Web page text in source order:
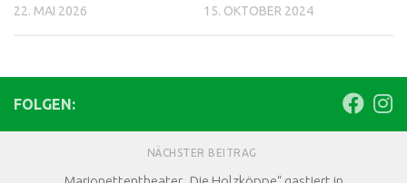
22. MAI 2026 15. OKTOBER 2024
FOLGEN:
NÄCHSTER BEITRAG